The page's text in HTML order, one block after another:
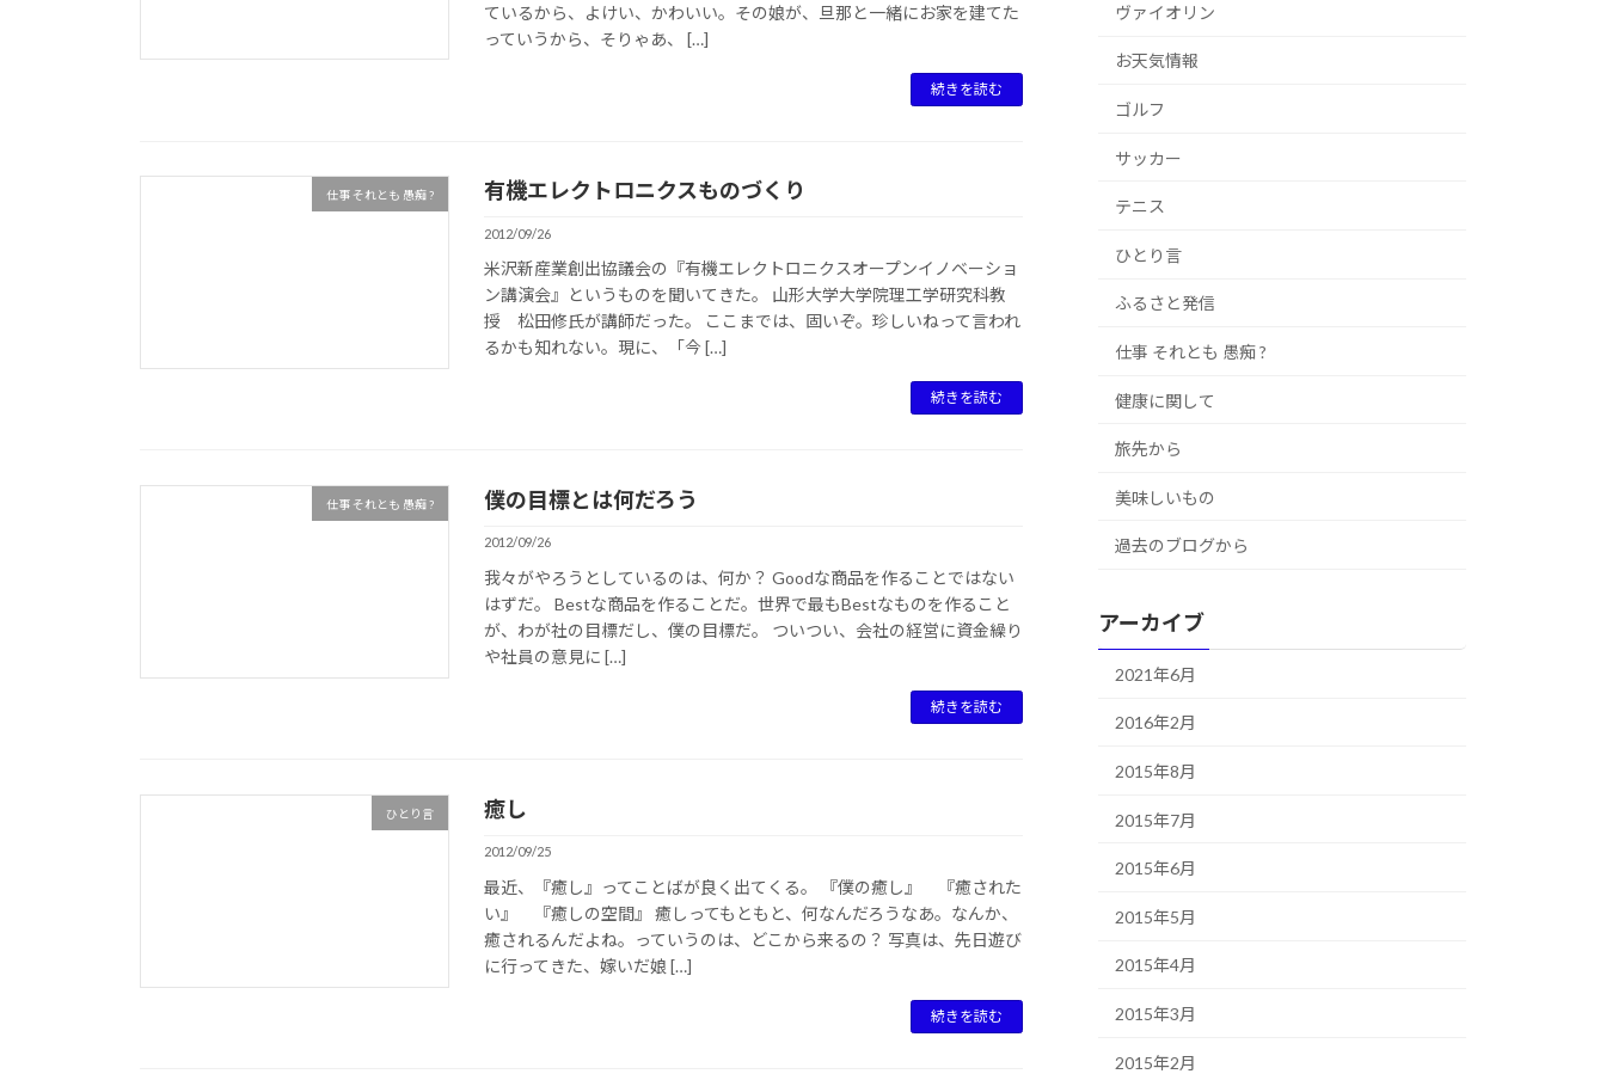
ているから、よけい、かわいい。その娘が、旦那と一緒にお家を建てた
っていうから、そりゃあ、 […]
続きを読む
仕事 それとも 愚痴 ? 有機エレクトロニクスものづくり
2012/09/26
米沢新産業創出協議会の『有機エレクトロニクスオープンイノベーショ
ン講演会』というものを聞いてきた。 山形大学大学院理工学研究科教
授 松田修氏が講師だった。 ここまでは、固いぞ。珍しいねって言われ
るかも知れない。現に、「今 […]
続きを読む
仕事 それとも 愚痴 ? 僕の目標とは何だろう
2012/09/26
我々がやろうとしているのは、何か？ Goodな商品を作ることではない
はずだ。 Bestな商品を作ることだ。世界で最もBestなものを作ること
が、わが社の目標だし、僕の目標だ。 ついつい、会社の経営に資金繰り
や社員の意見に […]
続きを読む
ひとり言 癒し
2012/09/25
最近、『癒し』ってことばが良く出てくる。 『僕の癒し』 『癒された
い』 『癒しの空間』 癒しってもともと、何なんだろうなあ。なんか、
癒されるんだよね。っていうのは、どこから来るの？ 写真は、先日遊び
に行ってきた、嫁いだ娘 […]
続きを読む
ヴァイオリン
お天気情報
ゴルフ
サッカー
テニス
ひとり言
ふるさと発信
仕事 それとも 愚痴 ?
健康に関して
旅先から
美味しいもの
過去のブログから
アーカイブ
2021年6月
2016年2月
2015年8月
2015年7月
2015年6月
2015年5月
2015年4月
2015年3月
2015年2月